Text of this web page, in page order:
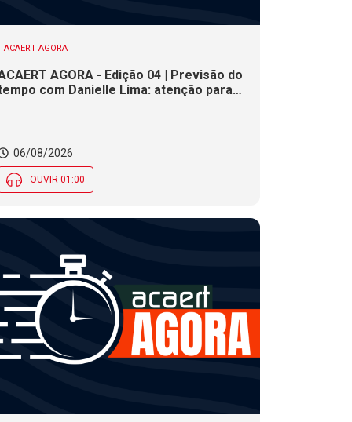
ACAERT AGORA
AGORA - Edição 04 | Previsão do
com Danielle Lima: atenção para
06/08/2026
OUVIR 01:00